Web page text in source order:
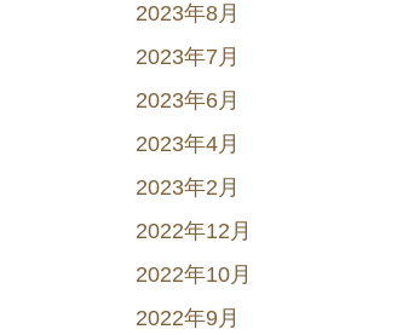
2023年8月
2023年7月
2023年6月
2023年4月
2023年2月
2022年12月
2022年10月
2022年9月